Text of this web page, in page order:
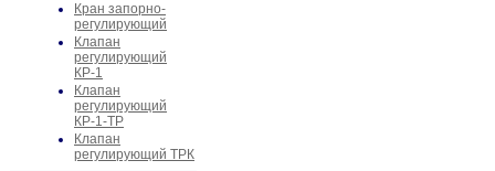
Кран запорно-
регулирующий
Клапан
регулирующий
КР-1
Клапан
регулирующий
КР-1-ТР
Клапан
регулирующий ТРК